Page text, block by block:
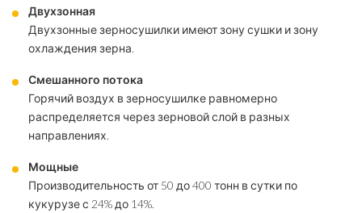
Двухзонная
Двухзонные зерносушилки имеют зону сушки и зону
охлаждения зерна.
Смешанного потока
Горячий воздух в зерносушилке равномерно
распределяется через зерновой слой в разных
направлениях.
Мощные
Производительность от 50 до 400 тонн в сутки по
кукурузе с 24% до 14%.